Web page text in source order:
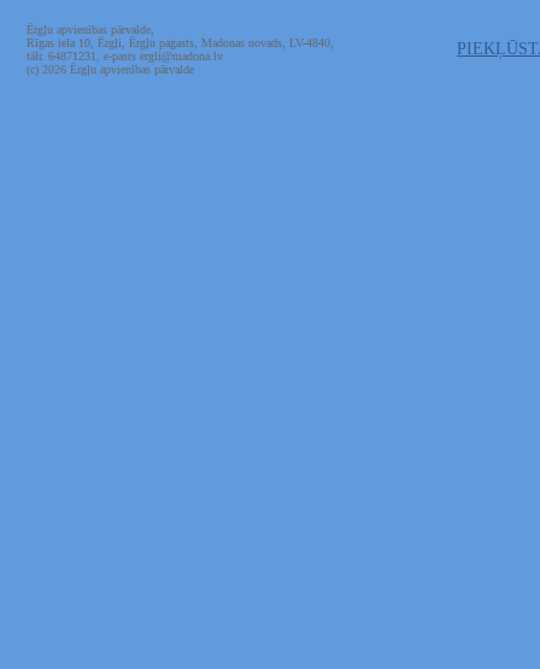
Ērgļu apvienības pārvalde,
Rīgas iela 10, Ērgļi, Ērgļu pagasts, Madonas novads, LV-4840,
tālr. 64871231, e-pasts ergli@madona.lv
(c) 2026 Ērgļu apvienības pārvalde